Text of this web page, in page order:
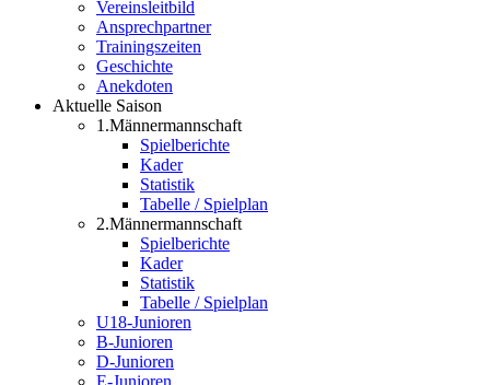
Vereinsleitbild
Ansprechpartner
Trainingszeiten
Geschichte
Anekdoten
Aktuelle Saison
1.Männermannschaft
Spielberichte
Kader
Statistik
Tabelle / Spielplan
2.Männermannschaft
Spielberichte
Kader
Statistik
Tabelle / Spielplan
U18-Junioren
B-Junioren
D-Junioren
E-Junioren